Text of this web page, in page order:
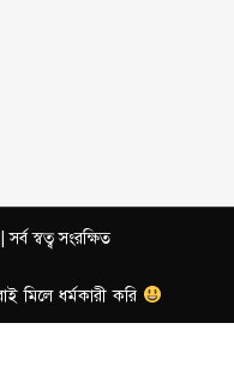
স্বত্ব সংরক্ষিত
ধর্মকারী করি